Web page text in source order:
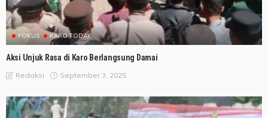
FOKUS KARO TODAY
Aksi Unjuk Rasa di Karo Berlangsung Damai
Redaksi September 3, 2025